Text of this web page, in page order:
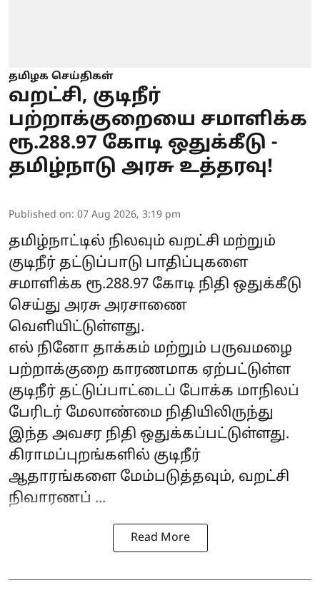
தமிழக செய்திகள்
வறட்சி, குடிநீர்
பற்றாக்குறையை சமாளிக்க
ரூ.288.97 கோடி ஒதுக்கீடு -
தமிழ்நாடு அரசு உத்தரவு!
Published on: 07 Aug 2026, 3:19 pm
தமிழ்நாட்டில் நிலவும் வறட்சி மற்றும்
குடிநீர் தட்டுப்பாடு பாதிப்புகளை
சமாளிக்க ரூ.288.97 கோடி நிதி ஒதுக்கீடு
செய்து அரசு அரசாணை
வெளியிட்டுள்ளது.
எல் நினோ தாக்கம் மற்றும் பருவமழை
பற்றாக்குறை காரணமாக ஏற்பட்டுள்ள
குடிநீர் தட்டுப்பாட்டைப் போக்க மாநிலப்
பேரிடர் மேலாண்மை நிதியிலிருந்து
இந்த அவசர நிதி ஒதுக்கப்பட்டுள்ளது.
கிராமப்புறங்களில் குடிநீர்
ஆதாரங்களை மேம்படுத்தவும், வறட்சி
நிவாரணப் ...
Read More